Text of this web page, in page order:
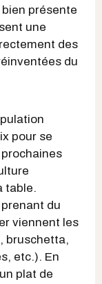
bien présente
une
des
du
pour se
table.
du
viennent les
bruschetta,
etc.). En
plat de